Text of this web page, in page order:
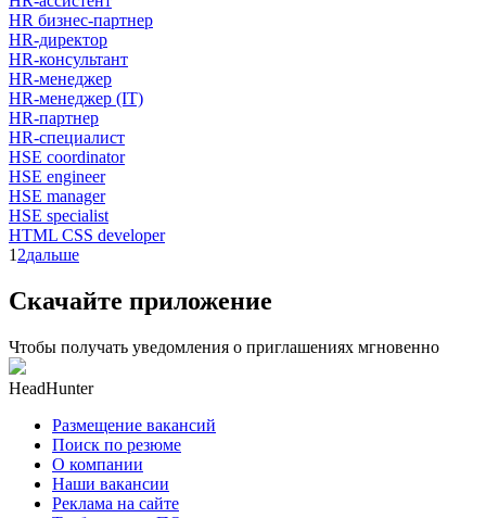
HR бизнес-партнер
HR-директор
HR-консультант
HR-менеджер
HR-менеджер (IT)
HR-партнер
HR-специалист
HSE coordinator
HSE engineer
HSE manager
HSE specialist
HTML CSS developer
1 2дальше
Скачайте приложение
Чтобы получать уведомления о приглашениях мгновенно
HeadHunter
Размещение вакансий
Поиск по резюме
О компании
Наши вакансии
Реклама на сайте